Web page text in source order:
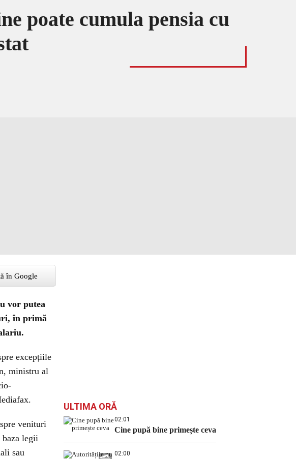
poate cumula pensia cu
în Google
vor putea
în primă
excepțiile
ministru al
venituri
legii
sau
ULTIMA ORĂ
02:01
Cine pupă bine primește ceva
02:00